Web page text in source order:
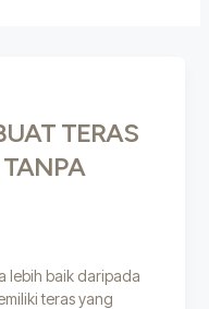
TERAS
lebih baik daripada
teras yang